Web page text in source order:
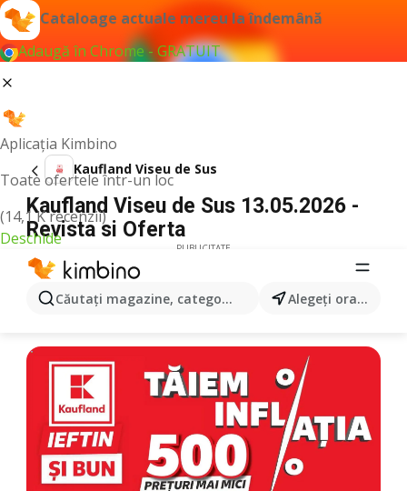
Cataloage actuale mereu la îndemână
Adaugă în Chrome - GRATUIT
Aplicația Kimbino
Toate ofertele într-un loc
(14,1 K recenzii)
Deschide
Căutaţi magazine, categorii, produse... Alegeţi oraşul
Kaufland Viseu de Sus
Kaufland Viseu de Sus 13.05.2026 -
Revista si Oferta
PUBLICITATE